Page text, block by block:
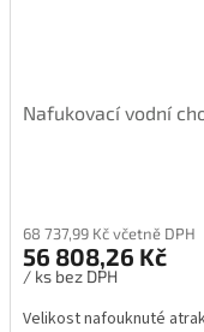
Nafukovací vodní
68 737,99 Kč včetně DPH
56 808,26 Kč
/ ks bez DPH
Velikost nafouknuté